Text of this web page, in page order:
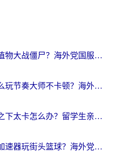
欧洲如何玩植物大战僵尸？海外党国服游戏加速避坑指南（附实测对比）
澳大利亚怎么玩节奏大师不卡顿？海外党国服游戏加速终极指南
国外打鸿图之下太卡怎么办？留学生亲测有效的国服游戏加速方案
日本用什么加速器玩街头篮球？海外党国服游戏不卡顿的终极攻略